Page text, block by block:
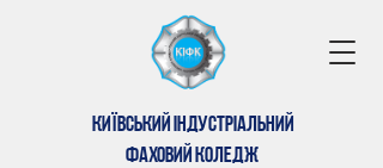
КИЇВСЬКИЙ ІНДУСТРІАЛЬНИЙ
ФАХОВИЙ КОЛЕДЖ